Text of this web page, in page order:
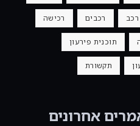
רכב רכבים רכישה
תוכנית פירעון
תקשורת
אחרונים